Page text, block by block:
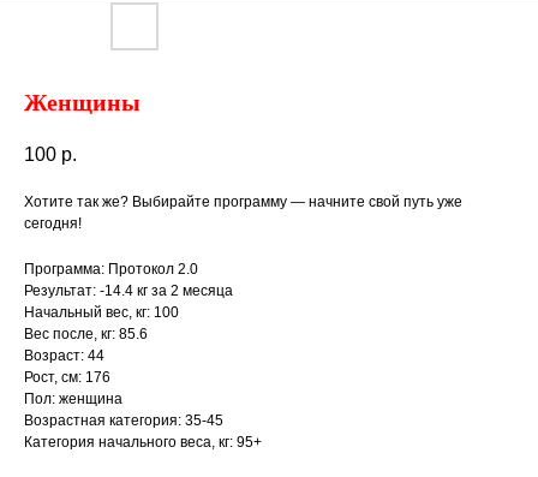
Женщины
100 р.
Хотите так же? Выбирайте программу — начните свой путь уже
сегодня!
Программа: Протокол 2.0
Результат: -14.4 кг за 2 месяца
Начальный вес, кг: 100
Вес после, кг: 85.6
Возраст: 44
Рост, см: 176
Пол: женщина
Возрастная категория: 35-45
Категория начального веса, кг: 95+